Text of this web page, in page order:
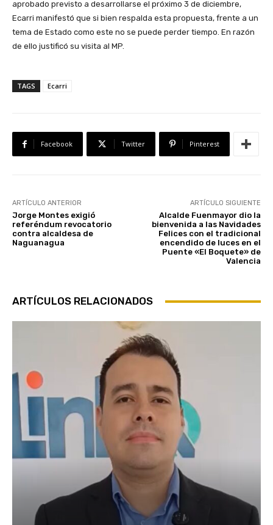
aprobado previsto a desarrollarse el próximo 3 de diciembre,
Ecarri manifestó que si bien respalda esta propuesta, frente a un
tema de Estado como este no se puede perder tiempo. En razón
de ello justificó su visita al MP.
TAGS Ecarri
Facebook Twitter Pinterest
ARTÍCULO ANTERIOR
Jorge Montes exigió
referéndum revocatorio
contra alcaldesa de
Naguanagua
ARTÍCULO SIGUIENTE
Alcalde Fuenmayor dio la
bienvenida a las Navidades
Felices con el tradicional
encendido de luces en el
Puente «El Boquete» de
Valencia
ARTÍCULOS RELACIONADOS